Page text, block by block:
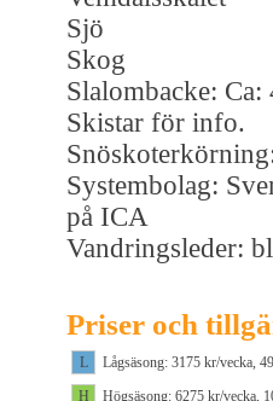
Sjö
Skog
Slalombacke:
Skistar för info.
Systembolag:
på ICA
Vandringsleder:
Priser och
L
Lågsäsong: 3175 kr/vecka,
H
Högsäsong: 6275 kr/vecka,